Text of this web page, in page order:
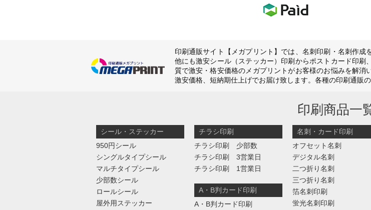
印刷通販サイト【メガプリント】では、名刺印刷・名刺作成
他にも激安シール（ステッカー）印刷からポストカード印
質で激安・格安価格のメガプリントがお客様のお悩みを解
激安価格、短納期仕上げでお届け致します。各種の印刷通販
印刷商品一
シール・ステッカー
950円シール
シングルタイプシール
マルチタイプシール
少部数シール
ロールシール
屋外用ステッカー
チラシ印刷
チラシ印刷 少部数
チラシ印刷 3営業日
チラシ印刷 1営業日
A・B判カード印刷
A・B判カード印刷
名刺・カード印刷
オフセット名刺
デジタル名刺
二つ折り名刺
三つ折り名刺
箔名刺印刷
蛍光名刺印刷